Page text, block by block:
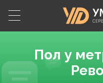
Пол у